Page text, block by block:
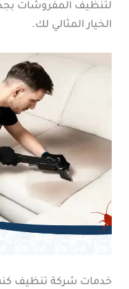
لتنظيف المفروشات
الخيار المثالي لك.
خدمات شركة تنظيف